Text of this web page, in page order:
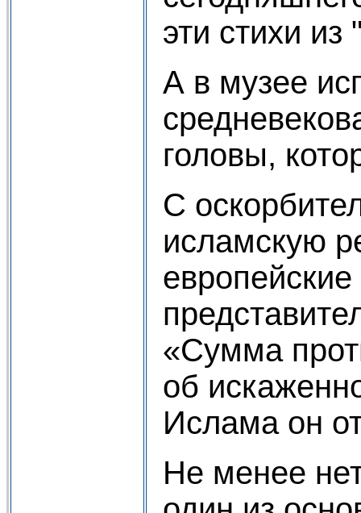
эти стихи
А в музее
головы,
С
исламскую
«Сумма
об
Ислама он
Не менее